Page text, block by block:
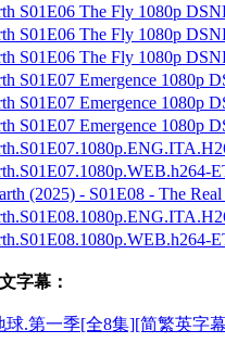
S01E06 The Fly 1080p
S01E06 The Fly 1080p
S01E06 The Fly 1080p
S01E07 Emergence 1080p
S01E07 Emergence 1080p
S01E07 Emergence 1080p
(2025) - S01E08 - The
字幕：
.第一季[全8集][简繁英字幕